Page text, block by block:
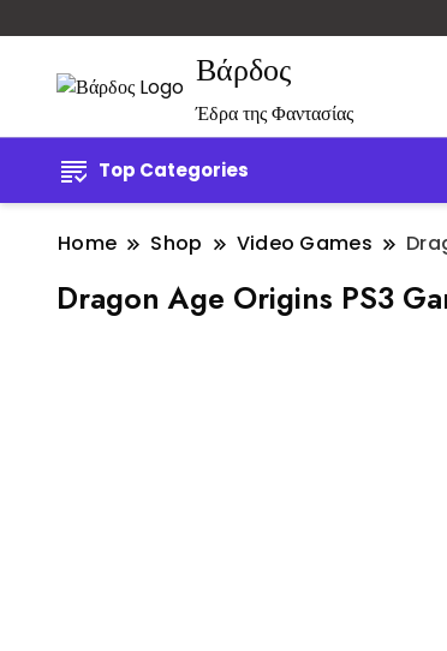
Βάρδος
Έδρα της Φαντασίας
Top Categories
Home Shop Video Games
Dragon Age Origins PS3